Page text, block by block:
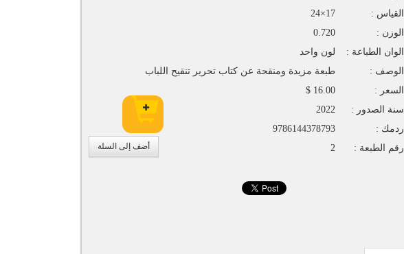
أضف إلى السلة
القياس :
17×24
الوزن :
0.720
الوان الطباعة :
لون واحد
الوصف :
طبعة مزيدة ومنقحة عن كتاب تحرير تنقيح اللباب
السعر :
16.00 $
سنة الصدور :
2022
ردمك :
9786144378793
رقم الطبعة :
2